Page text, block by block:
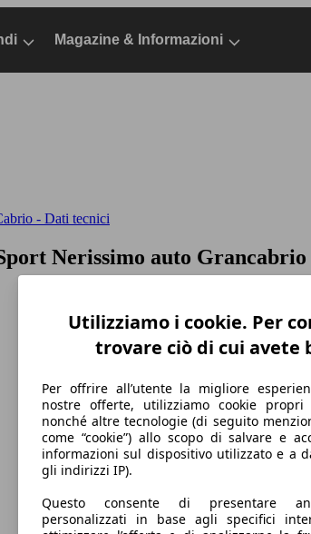
Magazine & Informazioni
- Dati tecnici
Nerissimo auto Grancabrio
Utilizziamo i cookie. Per
trovare ciò di cui avete
Per offrire all’utente la migliore
nostre offerte, utilizziamo cookie
nonché altre tecnologie (di seguito
come “cookie”) allo scopo di salvare e
informazioni sul dispositivo utilizzato e a
gli indirizzi IP).
Questo consente di presentare
personalizzati in base agli specifici